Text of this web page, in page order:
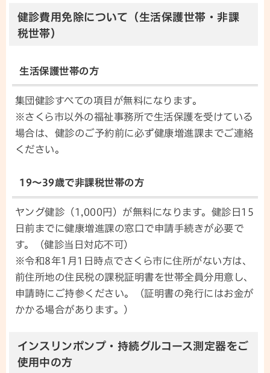
健診費用免除について（生活保護世帯・非課
税世帯）
生活保護世帯の方
集団健診すべての項目が無料になります。
※さくら市以外の福祉事務所で生活保護を受けている
場合は、健診のご予約前に必ず健康増進課までご連絡
ください。
19～39歳で非課税世帯の方
ヤング健診（1,000円）が無料になります。健診日15
日前までに健康増進課の窓口で申請手続きが必要で
す。（健診当日対応不可）
※令和8年1月1日時点でさくら市に住所がない方は、
前住所地の住民税の課税証明書を世帯全員分用意し、
申請時にご持参ください。（証明書の発行にはお金が
かかる場合があります。）
インスリンポンプ・持続グルコース測定器をご
使用中の方